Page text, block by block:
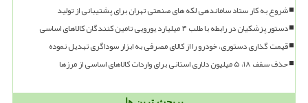
شروع به کار ستاد ساماندهی لکه های صنعتی تهران برای پشتیبانی از تولید
دستور پزشکیان در رابطه با طلب ۴ میلیارد یورویی تامین کنندگان کالاهای اساسی
قیمت گذاری دستوری، خودرو را از کالای مصرفی به ابزار سوداگری تبدیل نموده
حذف سقف ۱۸، ۵ میلیون دلاری استانی برای واردات کالاهای اساسی از مرزها